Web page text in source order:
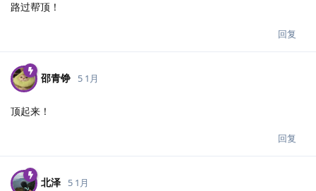
路过帮顶！
回复
邵青铮 5 1月
顶起来！
回复
北泽 5 1月